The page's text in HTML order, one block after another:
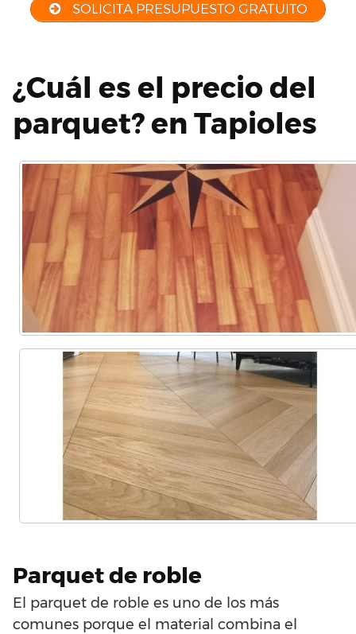
SOLICITA PRESUPUESTO GRATUITO
¿Cuál es el precio del
parquet? en Tapioles
Parquet de roble
El parquet de roble es uno de los más
comunes porque el material combina el